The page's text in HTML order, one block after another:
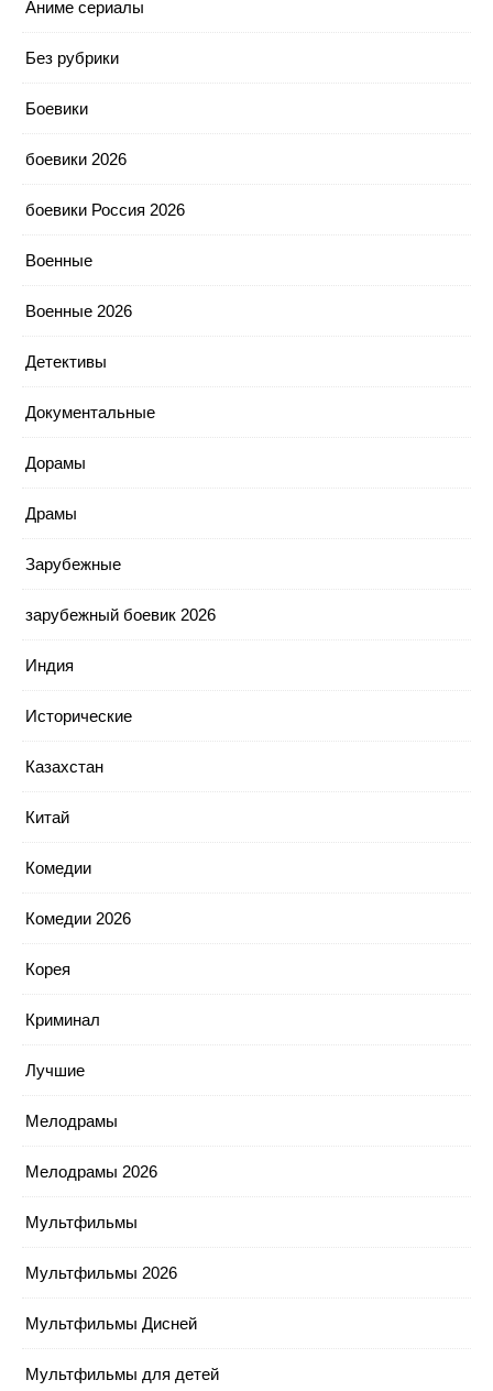
Аниме сериалы
Без рубрики
Боевики
боевики 2026
боевики Россия 2026
Военные
Военные 2026
Детективы
Документальные
Дорамы
Драмы
Зарубежные
зарубежный боевик 2026
Индия
Исторические
Казахстан
Китай
Комедии
Комедии 2026
Корея
Криминал
Лучшие
Мелодрамы
Мелодрамы 2026
Мультфильмы
Мультфильмы 2026
Мультфильмы Дисней
Мультфильмы для детей